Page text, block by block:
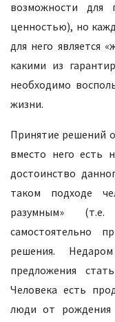
возможности для
ценностью), но
для него является
какими из
необходимо
жизни.
Принятие решений о
вместо него есть
достоинство
таком подходе
разумным»
самостоятельно
решения.
предложения
Человека есть
люди от рождения